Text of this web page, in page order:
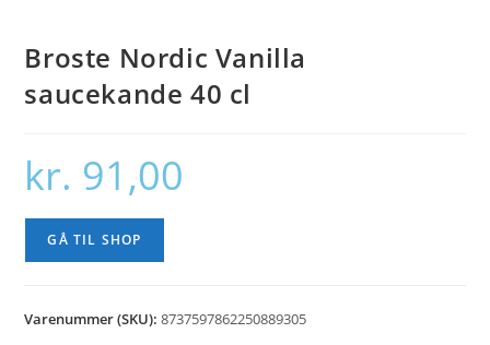
Broste Nordic Vanilla
saucekande 40 cl
kr. 91,00
GÅ TIL SHOP
Varenummer (SKU):8737597862250889305